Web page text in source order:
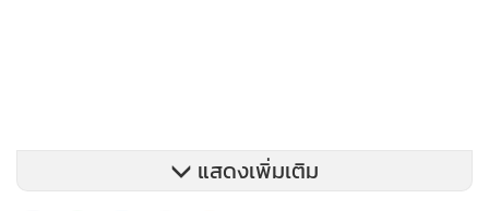
แสดงเพิ่มเติม